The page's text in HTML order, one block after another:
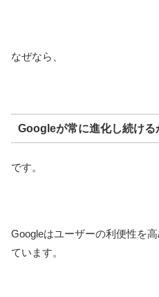
なぜなら、
Googleが常に進化し続ける
です。
Googleはユーザーの利便性を
ています。